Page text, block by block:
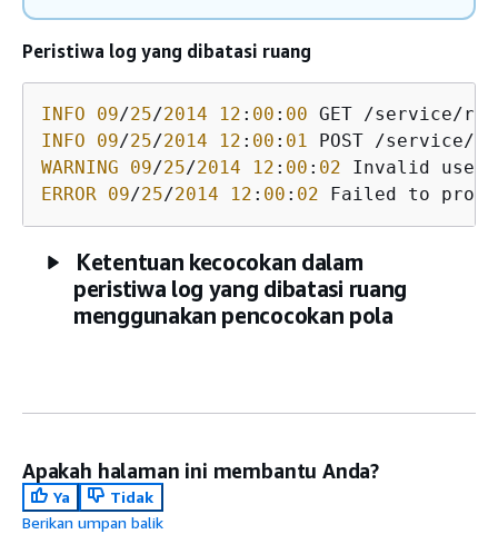
Peristiwa log yang dibatasi ruang
INFO 09/25/2014 12 : 00 : 00 GET /service/
INFO
09/25/2014 12 : 00 : 01
POST /service/
WARNING
09/25/2014 12 : 00 : 02
ERROR
09/25/2014 12 : 00 : 02 Failed to
Ketentuan kecocokan dalam
peristiwa log yang dibatasi ruang
menggunakan pencocokan pola
Apakah halaman ini membantu Anda?
Ya
Tidak
Berikan umpan balik